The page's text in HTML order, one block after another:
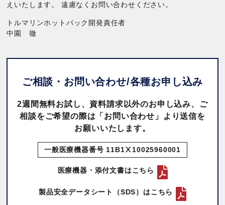
えいたします。 遠慮なくお問い合わせください。
トルマリンホットパック開発責任者
中園 徹
ご相談・お問い合わせ/各種お申し込み
2週間無料お試し、資料請求以外のお申し込み、ご
相談をご希望の際は「お問い合わせ」より送信を
お願いいたします。
一般医療機器番号 11B1Ⅹ10025960001
医療機器・添付文書はこちら
製品安全データシート（SDS）はこちら